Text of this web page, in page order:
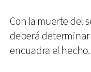
Con la muerte del
deberá
encuadra el hecho.